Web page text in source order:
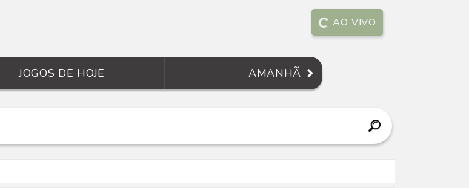
AO VIVO
JOGOS DE HOJE AMANHÃ